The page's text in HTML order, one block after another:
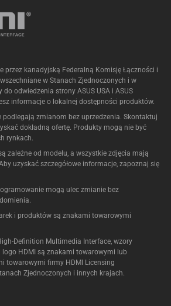
przez kanadyjską Federalną Komisję Łączności i
w Stanach Zjednoczonych i w
do odwiedzenia strony ASUS USA i ASUS
informacje o lokalnej dostępności produktów.
podlegają zmianom bez uprzedzenia. Skontaktuj
dokładną ofertę. Produkty mogą nie być
rynkach.
zależne od modelu, a wszystkie zdjęcia mają
uzyskać szczegółowe informacje, zapoznaj się
mogą ulec zmianie bez
i produktów są znakami towarowymi
Definition Multimedia Interface, wzory
logo HDMI są znakami towarowymi lub
towarowymi firmy HDMI Licensing
Zjednoczonych i innych krajach.